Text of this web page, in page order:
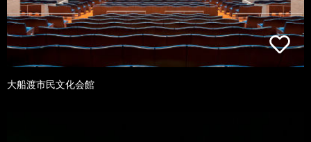
大船渡市民文化会館